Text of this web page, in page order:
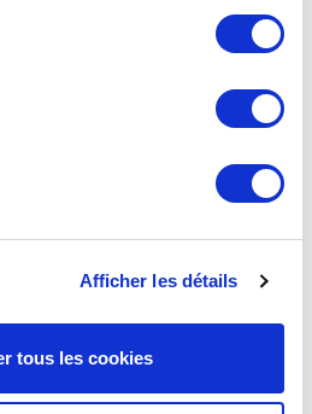
Afficher les détails
tous les cookies
7-25 mbar